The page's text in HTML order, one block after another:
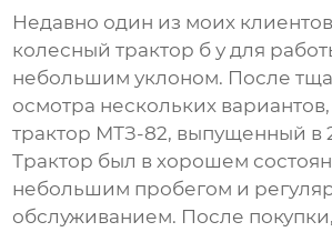
Недавно один из моих
колесный трактор б у для
небольшим уклоном. После
осмотра нескольких
трактор МТЗ-82, выпущенный в
Трактор был в хорошем
небольшим пробегом и
обслуживанием. После